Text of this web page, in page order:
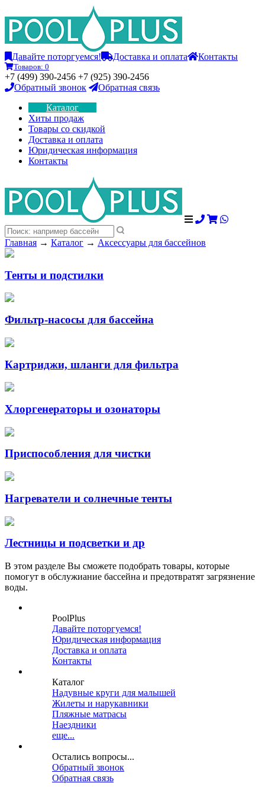
Давайте поторгуемся! Доставка и оплата Контакты
Товаров: 0
+7 (499) 390-2456 +7 (925) 390-2456
Обратный звонок
Обратная связь
Каталог
Хиты продаж
Товары со скидкой
Доставка и оплата
Юридическая информация
Контакты
Главная → Каталог → Аксессуары для бассейнов
Тенты и подстилки
Фильтр-насосы для бассейна
Картриджи, шланги для фильтра
Хлоргенераторы и озонаторы
Приспособления для чистки
Нагреватели и солнечные тенты
Лестницы и подсветки и др
В этом разделе Вы сможете подобрать товары, которые
помогут в обслужиание бассейна и предотвратят загрязнение
воды.
PoolPlus
Давайте поторгуемся!
Юридическая информация
Доставка и оплата
Контакты
Каталог
Надувные круги для малышей
Жилеты и нарукавники
Пляжные матрасы
Наездники
еще...
Остались вопросы...
Обратный звонок
Обратная связь